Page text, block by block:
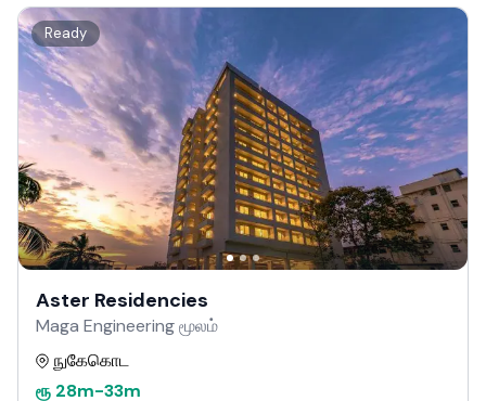
Ready
Aster Residencies
Maga Engineering மூலம்
நுகேகொட
ரூ 28m-33m